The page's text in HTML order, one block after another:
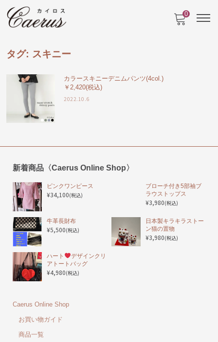
0
タグ: スキニー
カラースキニーデニムパンツ(4col.)
￥2,420(税込)
2022.10.6
新着商品〈Caerus Online Shop〉
ピンクワンピース
¥34,100(税込)
ブローチ付き5部袖ブ
ラウストップス
¥3,980(税込)
️牛革長財布
¥5,500(税込)
日本製キラキラストー
ン猫の置物
¥3,980(税込)
ハート
デザインクリ
アトートバッグ
¥4,980(税込)
Caerus Online Shop
お買い物ガイド
商品一覧